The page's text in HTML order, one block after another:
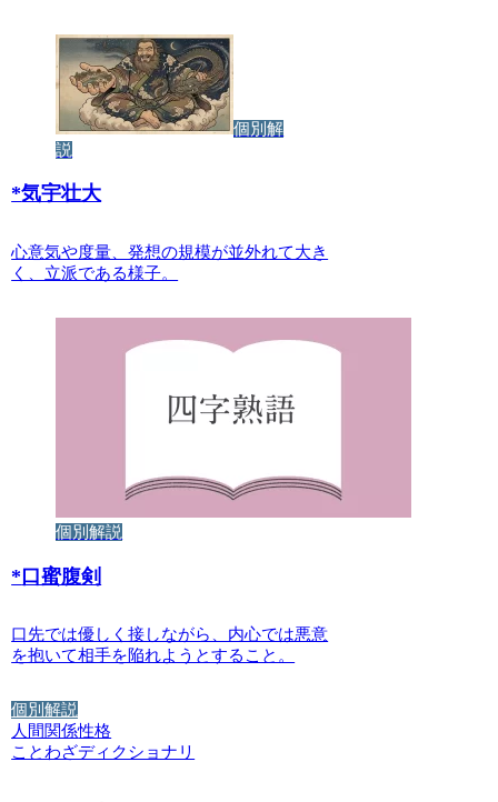
個別解
説
*気宇壮大
心意気や度量、発想の規模が並外れて大き
く、立派である様子。
個別解説
*口蜜腹剣
口先では優しく接しながら、内心では悪意
を抱いて相手を陥れようとすること。
個別解説
人間関係性格
ことわざディクショナリ